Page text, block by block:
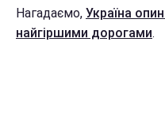
Нагадаємо, Україна
найгіршими дорогами.